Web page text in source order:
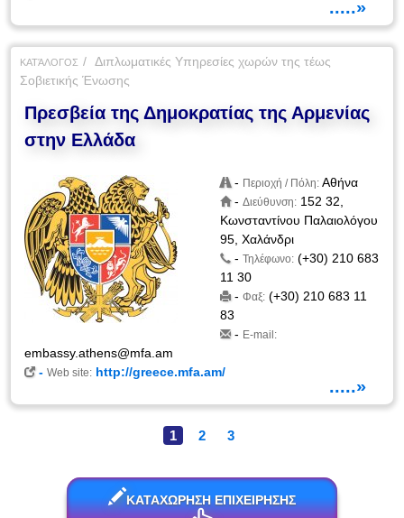
.....»
ΚΑΤΆΛΟΓΟΣ
Διπλωματικές Υπηρεσίες χωρών της τέως
Σοβιετικής Ένωσης
Πρεσβεία της Δημοκρατίας της Αρμενίας
στην Ελλάδα
- Περιοχή / Πόλη: Αθήνα
-Διεύθυνση: 152 32,
Κωνσταντίνου Παλαιολόγου
95, Χαλάνδρι
-Τηλέφωνο: (+30) 210 683
11 30
-Φαξ: (+30) 210 683 11
83
- E-mail:
embassy.athens@mfa.am
-Web site: http://greece.mfa.am/
.....»
1 2 3
ΚΑΤΑΧΩΡΗΣΗ ΕΠΙΧΕΙΡΗΣΗΣ